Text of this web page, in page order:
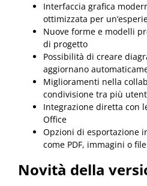
Interfaccia grafica
ottimizzata per
Nuove forme e modelli
di progetto
Possibilità di creare
aggiornano
Miglioramenti nella
condivisione tra più
Integrazione diretta con
Office
Opzioni di esportazione
come PDF, immagini o
Novità della